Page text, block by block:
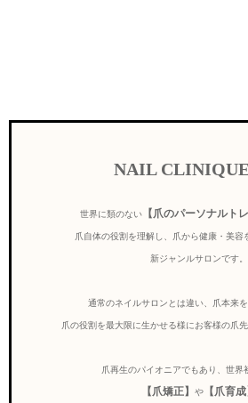
NAIL
世界に類のない 【爪のパーソナルト
爪自体の役割を理解し、爪から健康・美容
新ジャンルサロンです。
通常のネイルサロンとは違い、爪本来を
爪の役割を最大限に生かせる様にお客様の爪
爪再生のパイオニアでもあり、世界
【爪矯正】 や 【爪育成